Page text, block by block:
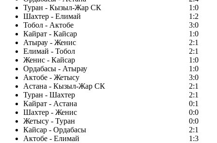
Туран - Кызыл-Жар СК
1:0
Шахтер - Елимай
1:2
Тобол - Актобе
3:0
Кайрат - Кайсар
1:0
Атырау - Женис
2:1
Елимай - Тобол
2:1
Женис - Кайсар
1:0
Ордабасы - Атырау
1:0
Актобе - Жетысу
3:0
Астана - Кызыл-Жар СК
2:1
Туран - Шахтер
2:1
Кайрат - Астана
0:1
Шахтер - Женис
0:0
Жетысу - Туран
0:0
Кайсар - Ордабасы
2:1
Актобе - Елимай
1:3